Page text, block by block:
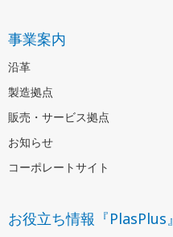
事業案内
沿革
製造拠点
販売・サービス拠点
お知らせ
コーポレートサイト
お役立ち情報『PlasPlus』